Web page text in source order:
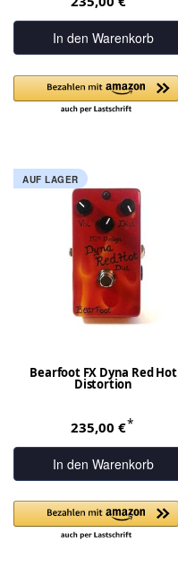
In den Warenkorb
AUF LAGER
Bearfoot FX Dyna Red Hot
Distortion
235,00 €*
In den Warenkorb